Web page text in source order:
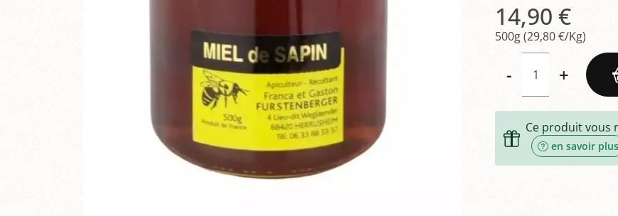
14,90 €
500g (29,80 €/Kg)
- +
Ce produit vous
en savoir plus